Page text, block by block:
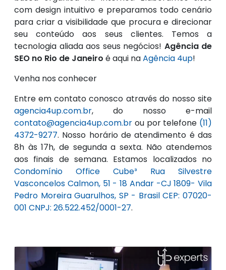
com design intuitivo e preparamos todo cenário
para criar a visibilidade que procura e direcionar
seu conteúdo aos seus clientes. Temos a
tecnologia aliada aos seus negócios! Agência de
SEO no Rio de Janeiro é aqui naAgência 4up!
Venha nos conhecer
Entre em contato conosco através do nosso site
agencia4up.com.br, do nosso e-mail
contato@agencia4up.com.br ou por telefone (11)
4372-9277. Nosso horário de atendimento é das
8h às 17h, de segunda a sexta. Não atendemos
aos finais de semana. Estamos localizados no
Condomínio Office Cube³ Rua Silvestre
Vasconcelos Calmon, 51 - 18 Andar -CJ 1809- Vila
Pedro Moreira Guarulhos, SP - Brasil CEP: 07020-
001 CNPJ: 26.522.452/0001-27.